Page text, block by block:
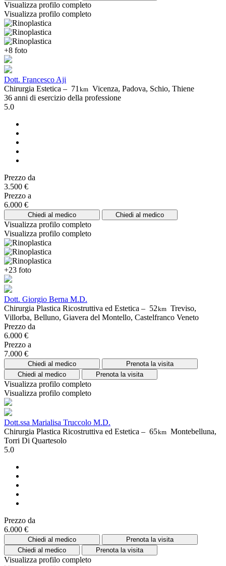
Visualizza profilo completo
Visualizza profilo completo
+8 foto
Dott. Francesco Aji
Chirurgia Estetica – 71 km Vicenza, Padova, Schio, Thiene
36 anni di esercizio della professione
5.0
Prezzo da
3.500 €
Prezzo a
6.000 €
Chiedi al medico Chiedi al medico
Visualizza profilo completo
Visualizza profilo completo
+23 foto
Dott. Giorgio Berna M.D.
Chirurgia Plastica Ricostruttiva ed Estetica – 52km Treviso,
Villorba, Belluno, Giavera del Montello, Castelfranco Veneto
Prezzo da
6.000 €
Prezzo a
7.000 €
Chiedi al medico
Prenota la visita
Chiedi al medico
Prenota la visita
Visualizza profilo completo
Visualizza profilo completo
Dott.ssa Marialisa Truccolo M.D.
Chirurgia Plastica Ricostruttiva ed Estetica – 65km Montebelluna,
Torri Di Quartesolo
5.0
Prezzo da
6.000 €
Chiedi al medico
Prenota la visita
Chiedi al medico
Prenota la visita
Visualizza profilo completo